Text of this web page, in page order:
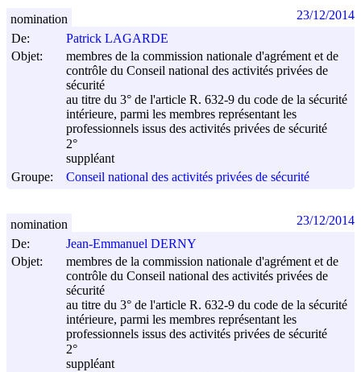
De:
Patrick LAGARDE
Objet:
membres de la commission nationale d'agrément et de
contrôle du Conseil national des activités privées de
sécurité
au titre du 3° de l'article R. 632-9 du code de la sécurité
intérieure, parmi les membres représentant les
professionnels issus des activités privées de sécurité
2°
suppléant
Groupe:
Conseil national des activités privées de sécurité
nomination 23/12/2014
De:
Jean-Emmanuel DERNY
Objet:
membres de la commission nationale d'agrément et de
contrôle du Conseil national des activités privées de
sécurité
au titre du 3° de l'article R. 632-9 du code de la sécurité
intérieure, parmi les membres représentant les
professionnels issus des activités privées de sécurité
2°
suppléant
nomination 23/12/2014